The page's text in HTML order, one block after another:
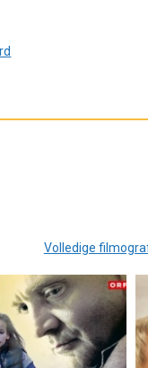
Volledige